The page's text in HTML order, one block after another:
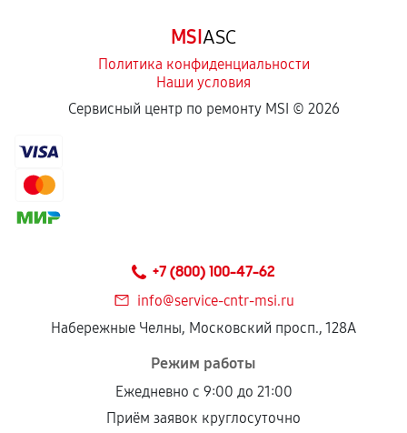
отдельных условиях.
Если комплектующие куплены
сохраняться полностью или частично, если
соблюдены следующие условия:
центром.
При этом гарантия на сами комплектующие
продавца. За качество сторонних деталей
сервисный центр ответственности не несет.
MSIASC
Политика конфиденциальности
Наши условия
Сервисный центр по ремонту MSI © 2026
+7 (800) 100-47-62
info@service-cntr-msi.ru
Набережные Челны, Московский просп., 128А
Режим работы
Ежедневно с 9:00 до 21:00
Приём заявок круглосуточно